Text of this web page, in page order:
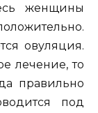
женщины
овуляция.
лечение, то
правильно
под